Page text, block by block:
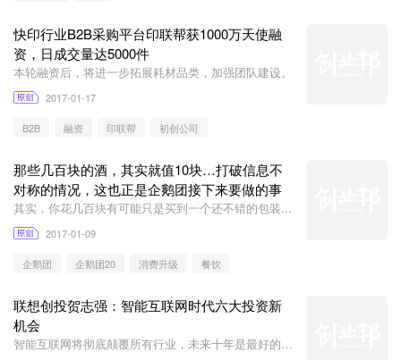
快印行业B2B采购平台印联帮获1000万天使融
资，日成交量达5000件
本轮融资后，将进一步拓展耗材品类，加强团队建设。
2017-01-17
B2B 融资 印联帮 初创公司
那些几百块的酒，其实就值10块…打破信息不
对称的情况，这也正是企鹅团接下来要做的事
其实，你花几百块有可能只是买到一个还不错的包装...
2017-01-09
企鹅团 企鹅团20 消费升级 餐饮
联想创投贺志强：智能互联网时代六大投资新
机会
智能互联网将彻底颠覆所有行业，未来十年是最好的投